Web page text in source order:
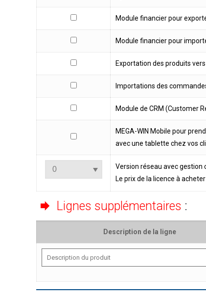
Module financier pour
Module financier pour
Exportation des produits
Importations des
Module de CRM (Customer
MEGA-WIN Mobile pour
avec une tablette chez vos
Version réseau avec gestion
Le prix de la licence à
Lignes supplémentaires :
Description de la ligne